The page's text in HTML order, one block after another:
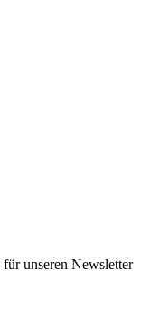
unseren Newsletter